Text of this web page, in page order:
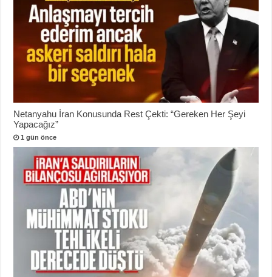
Netanyahu İran Konusunda Rest Çekti: “Gereken Her Şeyi
Yapacağız”
1 gün önce